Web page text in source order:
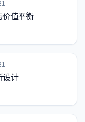
价值平衡
设计